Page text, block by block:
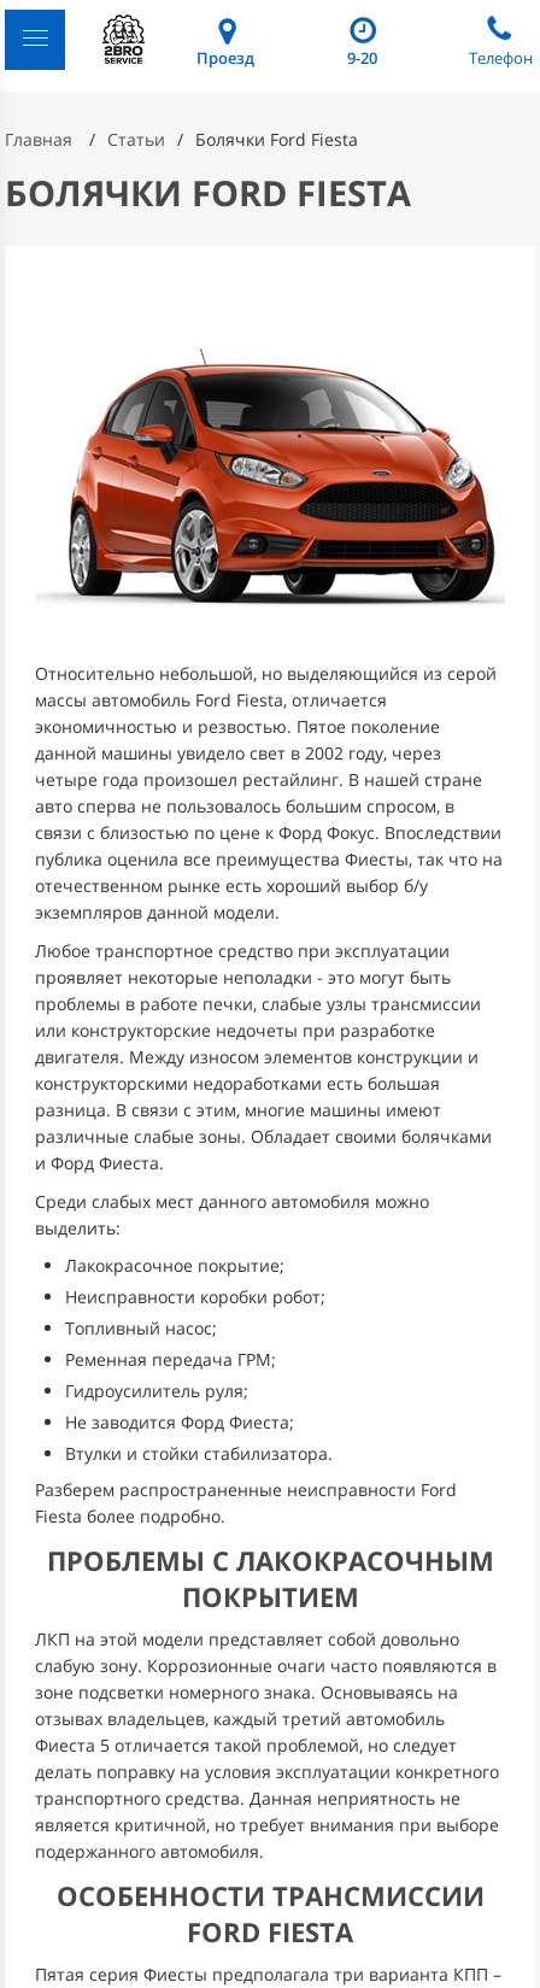
Проезд 9-20 Телефон
Главная Статьи Болячки Ford Fiesta
БОЛЯЧКИ FORD FIESTA
Относительно небольшой, но выделяющийся из серой
массы автомобиль Ford Fiesta, отличается
экономичностью и резвостью. Пятое поколение
данной машины увидело свет в 2002 году, через
четыре года произошел рестайлинг. В нашей стране
авто сперва не пользовалось большим спросом, в
связи с близостью по цене к Форд Фокус. Впоследствии
публика оценила все преимущества Фиесты, так что на
отечественном рынке есть хороший выбор б/у
экземпляров данной модели.
Любое транспортное средство при эксплуатации
проявляет некоторые неполадки - это могут быть
проблемы в работе печки, слабые узлы трансмиссии
или конструкторские недочеты при разработке
двигателя. Между износом элементов конструкции и
конструкторскими недоработками есть большая
разница. В связи с этим, многие машины имеют
различные слабые зоны. Обладает своими болячками
и Форд Фиеста.
Среди слабых мест данного автомобиля можно
выделить:
Лакокрасочное покрытие;
Неисправности коробки робот;
Топливный насос;
Ременная передача ГРМ;
Гидроусилитель руля;
Не заводится Форд Фиеста;
Втулки и стойки стабилизатора.
Разберем распространенные неисправности Ford
Fiesta более подробно.
ПРОБЛЕМЫ С ЛАКОКРАСОЧНЫМ
ПОКРЫТИЕМ
ЛКП на этой модели представляет собой довольно
слабую зону. Коррозионные очаги часто появляются в
зоне подсветки номерного знака. Основываясь на
отзывах владельцев, каждый третий автомобиль
Фиеста 5 отличается такой проблемой, но следует
делать поправку на условия эксплуатации конкретного
транспортного средства. Данная неприятность не
является критичной, но требует внимания при выборе
подержанного автомобиля.
ОСОБЕННОСТИ ТРАНСМИССИИ
FORD FIESTA
Пятая серия Фиесты предполагала три варианта КПП –